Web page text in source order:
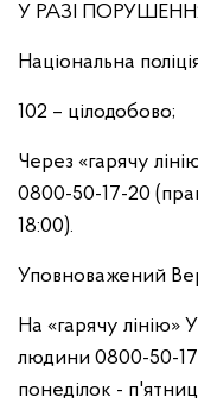
У РАЗІ
Національна
102 – цілодобово;
Через «гарячу
0800-50-17-20
18:00).
Уповноважений
На «гарячу лінію»
людини 0800-50-
понеділок -